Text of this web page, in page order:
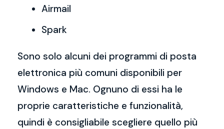
Airmail
Spark
Sono solo alcuni dei programmi di posta
elettronica più comuni disponibili per
Windows e Mac. Ognuno di essi ha le
proprie caratteristiche e funzionalità,
quindi è consigliabile scegliere quello più